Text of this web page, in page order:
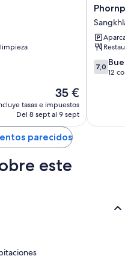
El
precio
actual
de
35 €
35 €
tasas e impuestos
Del 8 sept al 9 sept
Resort
Buri
7.0
sobre
7,0
12
parecidos
este